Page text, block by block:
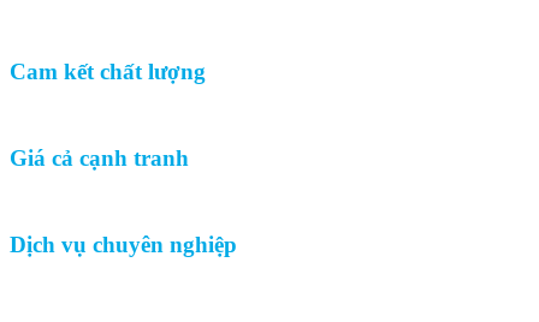
Cam kết chất lượng
Giá cả cạnh tranh
Dịch vụ chuyên nghiệp